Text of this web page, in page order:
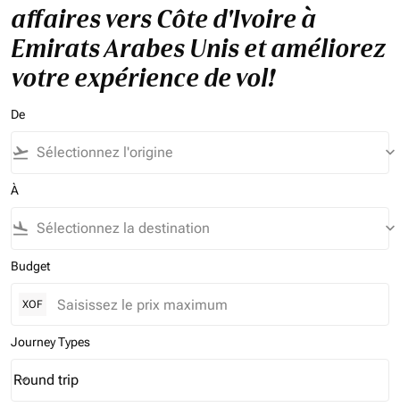
affaires vers Côte d'Ivoire à
Emirats Arabes Unis et améliorez
votre expérience de vol!
De
flight_takeoff keyboard_arrow_down
À
flight_land keyboard_arrow_down
Budget
XOF
Journey Types
Journey Types option Round trip Selected
Round trip
keyboard_arrow_down